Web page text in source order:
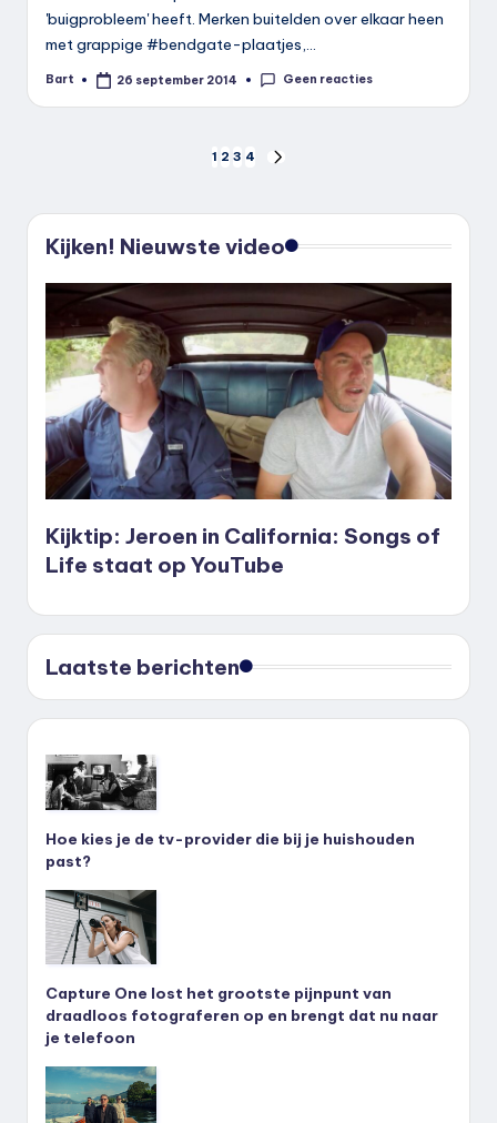
'buigprobleem' heeft. Merken buitelden over elkaar heen
met grappige #bendgate-plaatjes,…
Geplaatst
Bart 26 september 2014 Geen reacties
paginering
1 2 3 4
Kijken! Nieuwste video
Kijktip: Jeroen in California: Songs of
Life staat op YouTube
Laatste berichten
Hoe kies je de tv-provider die bij je huishouden
past?
Capture One lost het grootste pijnpunt van
draadloos fotograferen op en brengt dat nu naar
je telefoon